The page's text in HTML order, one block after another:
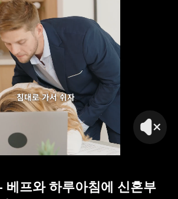
침대로 가서 쉬자
베프와 하루아침에 신혼부